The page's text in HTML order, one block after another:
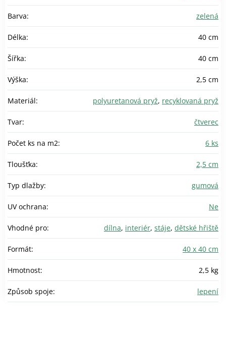
Barva: zelená
Délka: 40 cm
Šířka: 40 cm
Výška: 2,5 cm
Materiál: polyuretanová pryž, recyklovaná pryž
Tvar: čtverec
Počet ks na m2: 6 ks
Tloušťka: 2,5 cm
Typ dlažby: gumová
UV ochrana: Ne
Vhodné pro: dílna, interiér, stáje, dětské hřiště
Formát: 40 x 40 cm
Hmotnost: 2,5 kg
Způsob spoje: lepení